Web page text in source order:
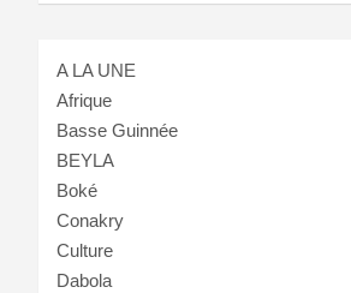
A LA UNE
Afrique
Basse Guinnée
BEYLA
Boké
Conakry
Culture
Dabola